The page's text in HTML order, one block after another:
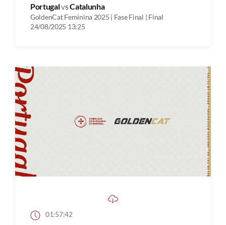
PortugalvsCatalunha
GoldenCat Feminina 2025 | Fase Final | Final
24/08/2025 13:25
01:57:42